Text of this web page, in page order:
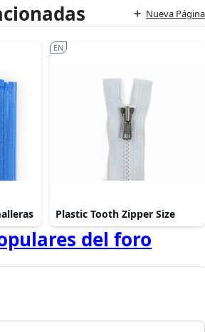
Nueva Página
Plastic Tooth Zipper Size
EN
del foro